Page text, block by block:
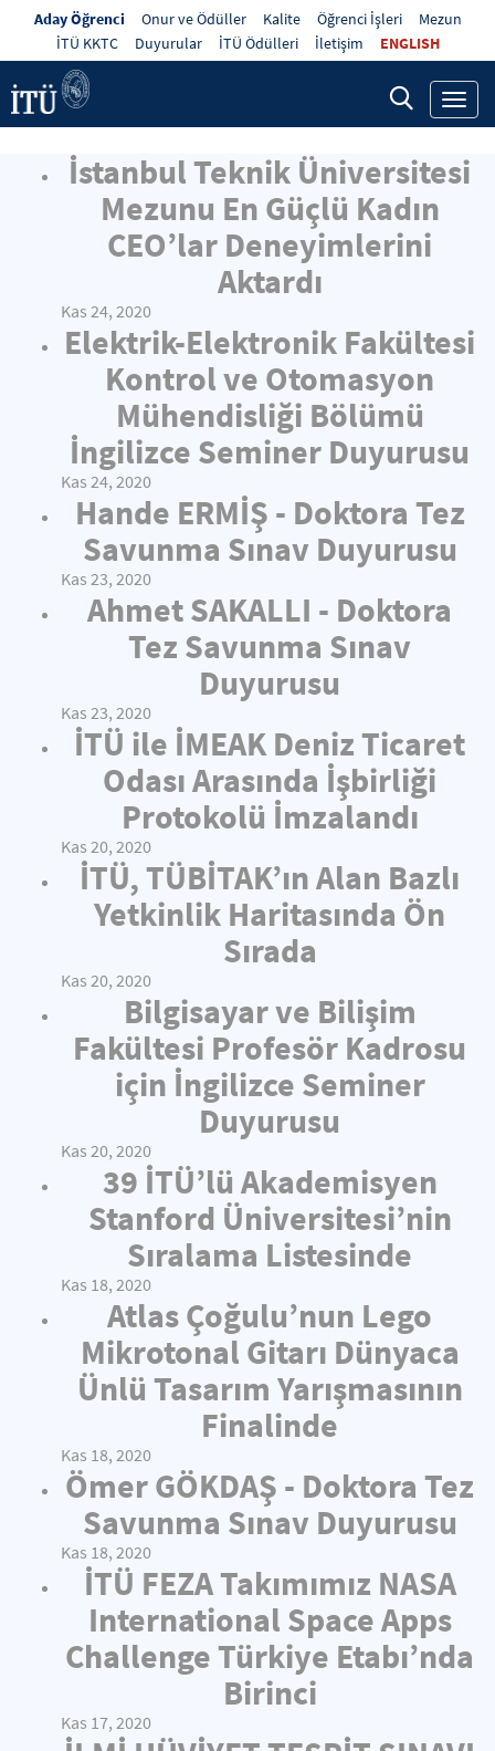
Aday Öğrenci Onur ve Ödüller Kalite Öğrenci İşleri
Mezun
İTÜ KKTC
Duyurular İTÜ Ödülleri İletişim ENGLISH
İstanbul Teknik Üniversitesi
Mezunu En Güçlü Kadın
CEO’lar Deneyimlerini
Aktardı
Kas 24, 2020
Elektrik-Elektronik Fakültesi
Kontrol ve Otomasyon
Mühendisliği Bölümü
İngilizce Seminer Duyurusu
Kas 24, 2020
Hande ERMİŞ - Doktora Tez
Savunma Sınav Duyurusu
Kas 23, 2020
Ahmet SAKALLI - Doktora
Tez Savunma Sınav
Duyurusu
Kas 23, 2020
İTÜ ile İMEAK Deniz Ticaret
Odası Arasında İşbirliği
Protokolü İmzalandı
Kas 20, 2020
İTÜ, TÜBİTAK’ın Alan Bazlı
Yetkinlik Haritasında Ön
Sırada
Kas 20, 2020
Bilgisayar ve Bilişim
Fakültesi Profesör Kadrosu
için İngilizce Seminer
Duyurusu
Kas 20, 2020
39 İTÜ’lü Akademisyen
Stanford Üniversitesi’nin
Sıralama Listesinde
Kas 18, 2020
Atlas Çoğulu’nun Lego
Mikrotonal Gitarı Dünyaca
Ünlü Tasarım Yarışmasının
Finalinde
Kas 18, 2020
Ömer GÖKDAŞ - Doktora Tez
Savunma Sınav Duyurusu
Kas 18, 2020
İTÜ FEZA Takımımız NASA
International Space Apps
Challenge Türkiye Etabı’nda
Birinci
Kas 17, 2020